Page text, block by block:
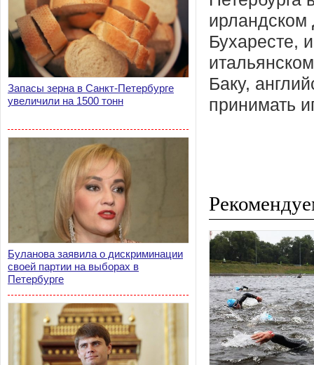
Запасы зерна в Санкт-Петербурге
увеличили на 1500 тонн
Буланова заявила о дискриминации
своей партии на выборах в
Петербурге
ирландском
Бухаресте,
Баку,
принимать